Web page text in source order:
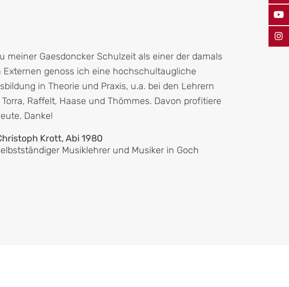
meiner Gaesdoncker Schulzeit als einer der damals
Externen genoss ich eine hochschultaugliche
in Theorie und Praxis, u.a. bei den Lehrern
Torra, Raffelt, Haase und Thömmes. Davon profitiere
Danke!
Krott, Abi 1980
Musiklehrer und Musiker in Goch